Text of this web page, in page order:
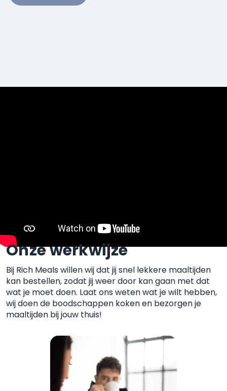
Onze werkwijze
Bij Rich Meals willen wij dat jij snel lekkere maaltijden
kan bestellen, zodat jij weer door kan gaan met dat
wat je moet doen. Laat ons weten wat je wilt hebben,
wij doen de boodschappen kokenen bezorgen je
maaltijden bij jouw thuis!